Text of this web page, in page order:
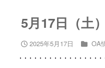
5月17日（土
2025年5月17日 OA